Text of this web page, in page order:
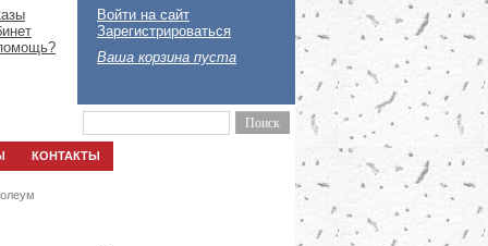
КОНТАКТЫ
Войти на сайт
Зарегистрироваться
Ваша корзина пуста